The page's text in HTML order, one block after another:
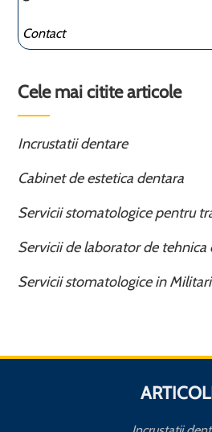
Contact
Cele mai citite articole
Incrustatii dentare
Cabinet de estetica dentara
Servicii stomatologice pentru
Servicii de laborator de tehnica
Servicii stomatologice in Militari